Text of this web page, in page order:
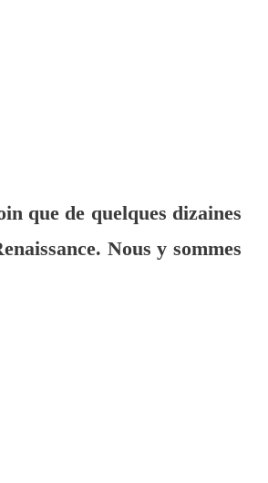
que de quelques dizaines
Nous y sommes